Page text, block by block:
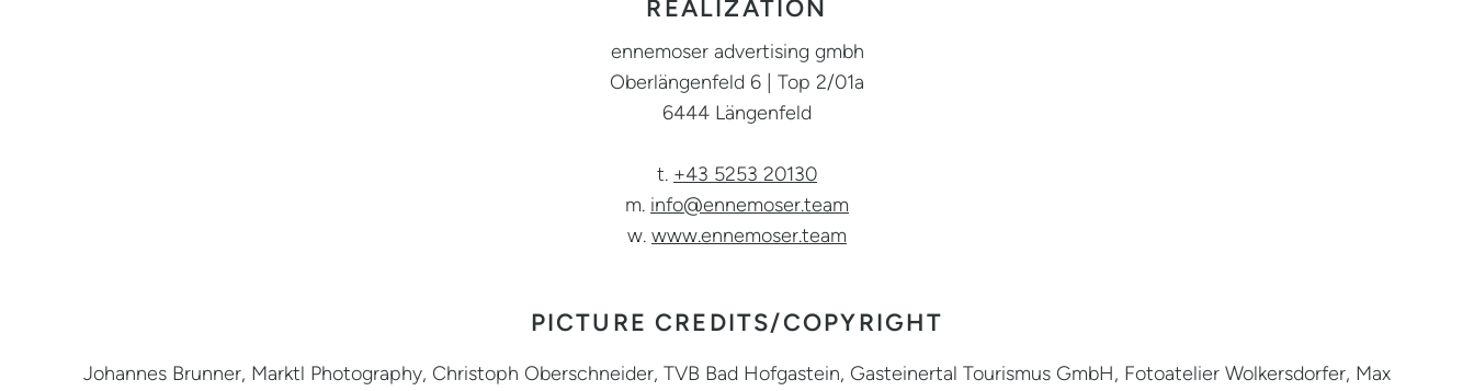
REALIZATION
ennemoser advertising gmbh
Oberlängenfeld 6 | Top 2/01a
6444 Längenfeld
t. +43 5253 20130
m. info@ennemoser.team
w. www.ennemoser.team
PICTURE CREDITS/COPYRIGHT
Johannes Brunner, Marktl Photography, Christoph Oberschneider, TVB Bad Hofgastein, Gasteinertal Tourismus GmbH, Fotoatelier Wolkersdorfer, Max